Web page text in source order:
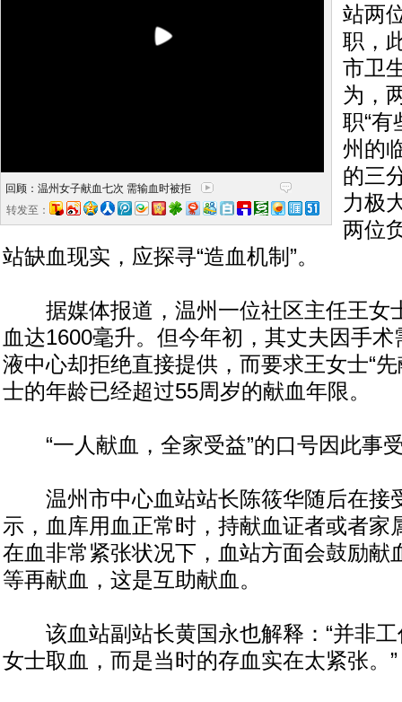
回顾：温州女子献血七次 需输血时被拒
转发至：
站两
职，
市卫
为，
职“有
州的
的三
力极
两位
站缺血现实，应探寻“造血机制”。
据媒体报道，温州一位社区主任王女
血达1600毫升。但今年初，其丈夫因手
液中心却拒绝直接提供，而要求王女士“
士的年龄已经超过55周岁的献血年限。
“一人献血，全家受益”的口号因此事
温州市中心血站站长陈筱华随后在接
示，血库用血正常时，持献血证者或者家
在血非常紧张状况下，血站方面会鼓励献
等再献血，这是互助献血。
该血站副站长黄国永也解释：“并非工
女士取血，而是当时的存血实在太紧张。”